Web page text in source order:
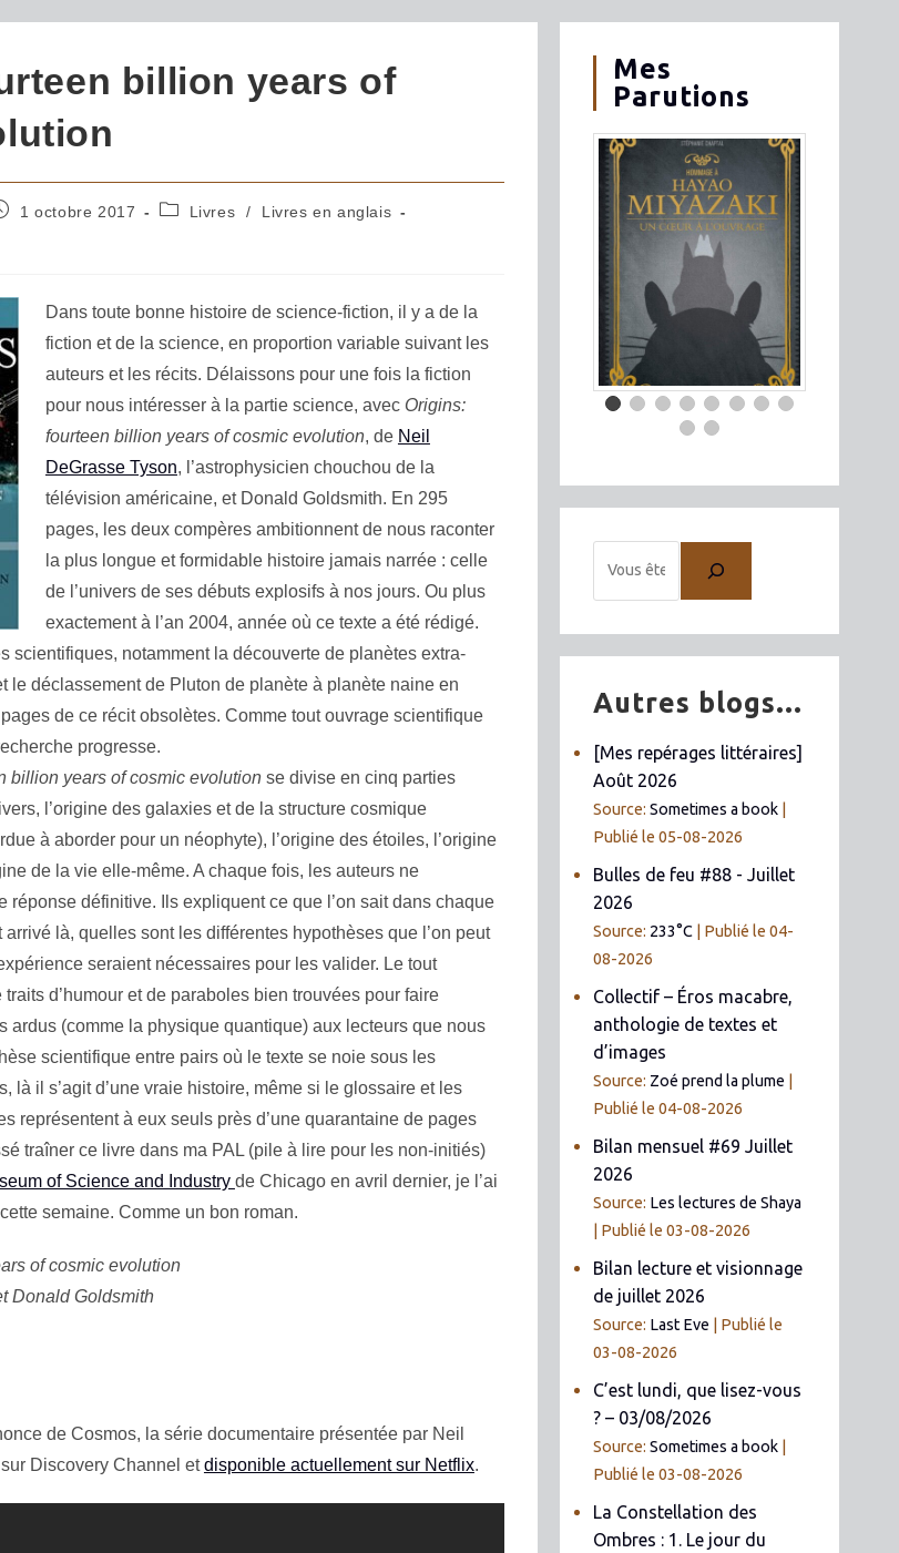
billion years of
1 octobre 2017 Livres /
Livres en anglais
Dans toute bonne histoire de science-fiction, il y a de la
fiction et de la science, en proportion variable suivant les
auteurs et les récits. Délaissons pour une fois la fiction
pour nous intéresser à la partie science, avec Origins:
fourteen billion years of cosmic evolution, de Neil
DeGrasse Tyson, l’astrophysicien chouchou de la
télévision américaine, et Donald Goldsmith. En 295
pages, les deux compères ambitionnent de nous raconter
la plus longue et formidable histoire jamais narrée : celle
de l’univers de ses débuts explosifs à nos jours. Ou plus
exactement à l’an 2004, année où ce texte a été rédigé.
scientifiques, notamment la découverte de planètes extra-
le déclassement de Pluton de planète à planète naine en
de ce récit obsolètes. Comme tout ouvrage scientifique
progresse.
billion years of cosmic evolutionse divise en cinq parties
l’origine des galaxies et de la structure cosmique
à aborder pour un néophyte), l’origine des étoiles, l’origine
de la vie elle-même. A chaque fois, les auteurs ne
réponse définitive. Ils expliquent ce que l’on sait dans chaque
là, quelles sont les différentes hypothèses que l’on peut
seraient nécessaires pour les valider. Le tout
d’humour et de paraboles bien trouvées pour faire
ardus (comme la physique quantique) aux lecteurs que nous
scientifique entre pairs où le texte se noie sous les
là il s’agit d’une vraie histoire, même si le glossaire et les
représentent à eux seuls près d’une quarantaine de pages
traîner ce livre dans ma PAL (pile à lire pour les non-initiés)
of Science and Industry de Chicago en avril dernier, je l’ai
semaine. Comme un bon roman.
of cosmic evolution
Donald Goldsmith
de Cosmos, la série documentaire présentée par Neil
Discovery Channel etdisponible actuellement sur Netflix.
Mes
Parutions
Autres blogs...
[Mes repérages littéraires]
Août 2026
Source:Sometimes a book
Publié le 05-08-2026
Bulles de feu #88 - Juillet
2026
Source: 233°C
Publié le 04-
08-2026
Collectif – Éros macabre,
anthologie de textes et
d’images
Source: Zoé prend la plume
Publié le 04-08-2026
Bilan mensuel #69 Juillet
2026
Source: Les lectures de Shaya
Publié le 03-08-2026
Bilan lecture et visionnage
de juillet 2026
Source: Last Eve
Publié le
03-08-2026
C’est lundi, que lisez-vous
? – 03/08/2026
Source:Sometimes a book
Publié le 03-08-2026
La Constellation des
Ombres : 1. Le jour du